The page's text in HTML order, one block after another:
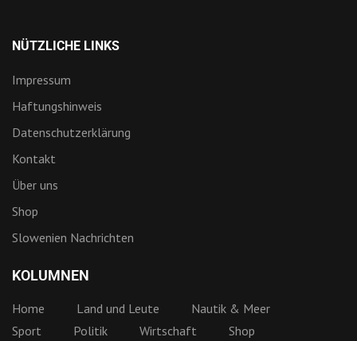
NÜTZLICHE LINKS
Impressum
Haftungshinweis
Datenschutzerklärung
Kontakt
Über uns
Shop
Slowenien Nachrichten
KOLUMNEN
Home Land und Leute
Nautik & Meer
Sport
Politik Wirtschaft Shop